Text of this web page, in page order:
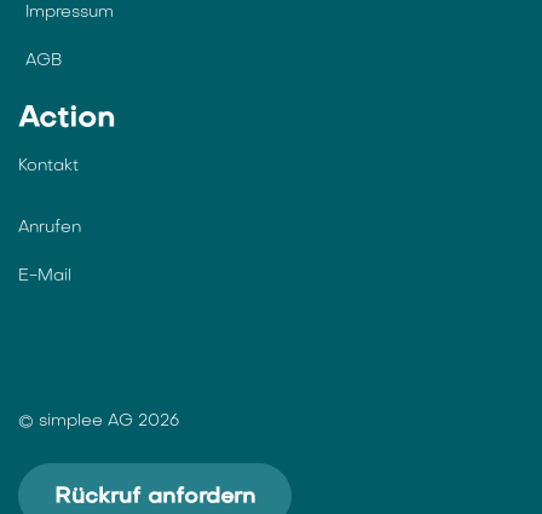
Impressum
AGB
Action
Kontakt
Anrufen
E-Mail
© simplee AG 2026
Rückruf anfordern